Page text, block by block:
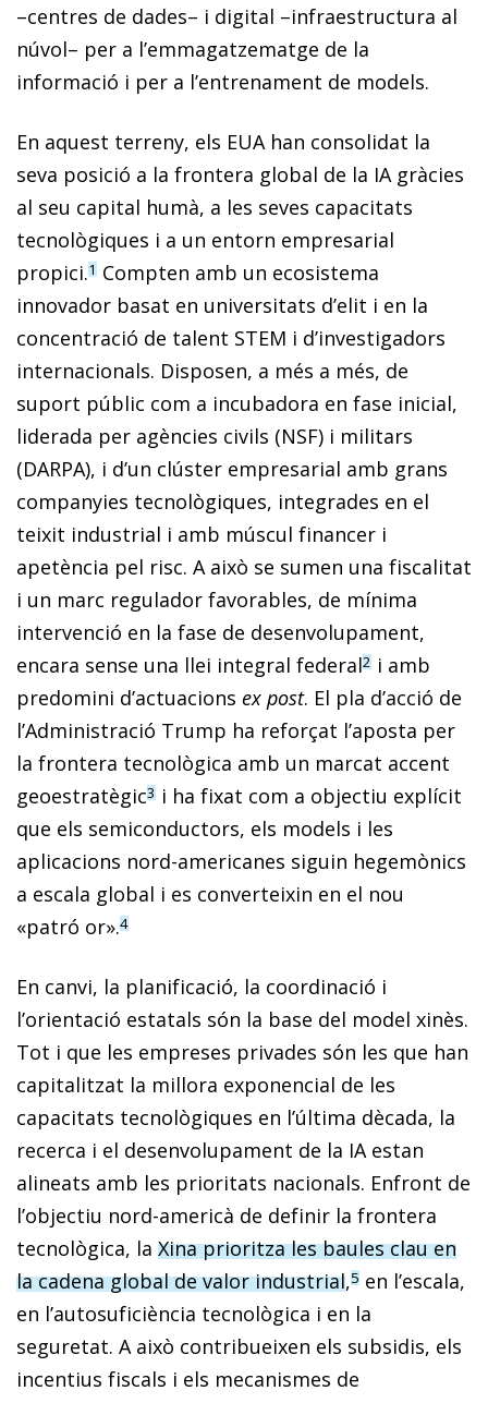
–centres de dades– i digital –infraestructura al
núvol– per a l’emmagatzematge de la
informació i per a l’entrenament de models.
En aquest terreny, els EUA han consolidat la
seva posició a la frontera global de la IA gràcies
al seu capital humà, a les seves capacitats
tecnològiques i a un entorn empresarial
propici.1 Compten amb un ecosistema
innovador basat en universitats d’elit i en la
concentració de talent STEM i d’investigadors
internacionals. Disposen, a més a més, de
suport públic com a incubadora en fase inicial,
liderada per agències civils (NSF) i militars
(DARPA), i d’un clúster empresarial amb grans
companyies tecnològiques, integrades en el
teixit industrial i amb múscul financer i
apetència pel risc. A això se sumen una fiscalitat
i un marc regulador favorables, de mínima
intervenció en la fase de desenvolupament,
encara sense una llei integral federal2 i amb
predomini d’actuacions ex post. El pla d’acció de
l’Administració Trump ha reforçat l’aposta per
la frontera tecnològica amb un marcat accent
geoestratègic3 i ha fixat com a objectiu explícit
que els semiconductors, els models i les
aplicacions nord-americanes siguin hegemònics
a escala global i es converteixin en el nou
«patró or».4
En canvi, la planificació, la coordinació i
l’orientació estatals són la base del model xinès.
Tot i que les empreses privades són les que han
capitalitzat la millora exponencial de les
capacitats tecnològiques en l’última dècada, la
recerca i el desenvolupament de la IA estan
alineats amb les prioritats nacionals. Enfront de
l’objectiu nord-americà de definir la frontera
tecnològica, la Xina prioritza les baules clau en
la cadena global de valor industrial,5 en l’escala,
en l’autosuficiència tecnològica i en la
seguretat. A això contribueixen els subsidis, els
incentius fiscals i els mecanismes de